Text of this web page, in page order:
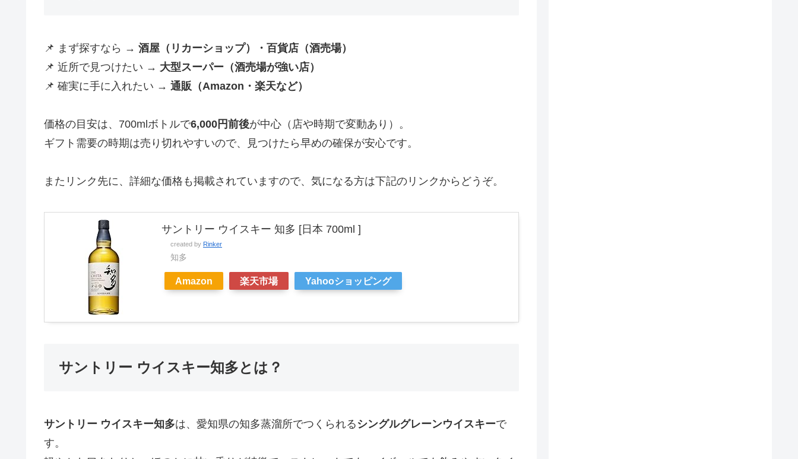
📌 まず探すなら → 酒屋（リカーショップ）・百貨店（酒売場）
📌 近所で見つけたい → 大型スーパー（酒売場が強い店）
📌 確実に手に入れたい → 通販（Amazon・楽天など）
価格の目安は、700mlボトルで6,000円前後が中心（店や時期で変動あり）。
ギフト需要の時期は売り切れやすいので、見つけたら早めの確保が安心です。
またリンク先に、詳細な価格も掲載されていますので、気になる方は下記のリンクからどうぞ。
サントリー ウイスキー 知多 [日本 700ml ]
created by Rinker
知多
Amazon 楽天市場 Yahooショッピング
サントリー ウイスキー知多とは？
サントリー ウイスキー知多は、愛知県の知多蒸溜所でつくられる シングルグレーンウイスキーで
す。